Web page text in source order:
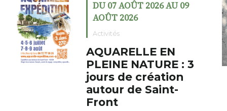
DU 07 AOÛT 2026 AU 09
AOÛT 2026
Activités
AQUARELLE EN
PLEINE NATURE : 3
jours de création
autour de Saint-
Front